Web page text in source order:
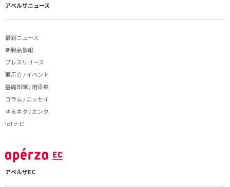
アペルザニュース
最新ニュース
新製品情報
プレスリリース
展示会 / イベント
基礎知識 / 用語集
コラム / エッセイ
ゆるネタ / エンタ
IoTナビ
アペルザEC